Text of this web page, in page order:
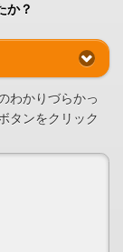
か？
わかりづらかっ
タンをクリック